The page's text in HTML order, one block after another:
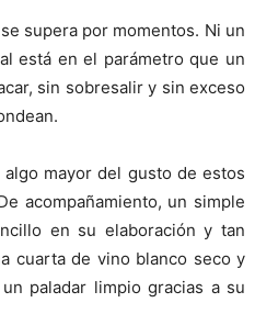
supera por momentos. Ni un
está en el parámetro que un
sin sobresalir y sin exceso
mayor del gusto de estos
acompañamiento, un simple
en su elaboración y tan
cuarta de vino blanco seco y
paladar limpio gracias a su